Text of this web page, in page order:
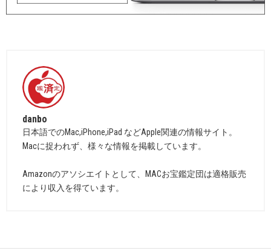
danbo
日本語でのMac,iPhone,iPad などApple関連の情報サイト。
Macに捉われず、様々な情報を掲載しています。
Amazonのアソシエイトとして、MACお宝鑑定団は適格販売
により収入を得ています。